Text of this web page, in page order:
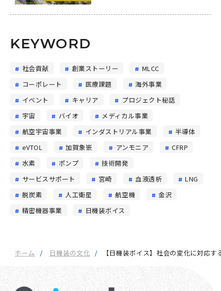
KEYWORD
社会貢献 創業ストーリー
MLCC
コーポレート
医療課題
海外事業
イベント
キャリア
プロジェクト秘話
宇宙
バイオ
メディカル事業
航空宇宙事業
インダストリアル事業
半導体
eVTOL
加賀象嵌 アンモニア
CFRP
水素
ポンプ
技術開発
サービスサポート
宮崎 血液透析
LNG
脱炭素
人工衛星 航空機
金沢
精密機器事業
日機装ボイス
ホーム 日機装の文化 【日機装ボイス】社会の変化に対応